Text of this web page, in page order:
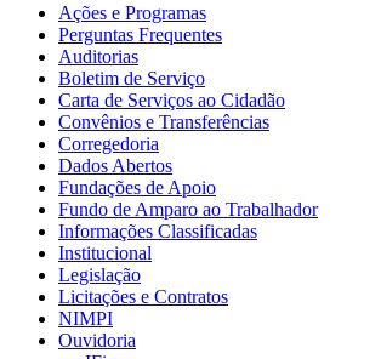
Ações e Programas
Perguntas Frequentes
Auditorias
Boletim de Serviço
Carta de Serviços ao Cidadão
Convênios e Transferências
Corregedoria
Dados Abertos
Fundações de Apoio
Fundo de Amparo ao Trabalhador
Informações Classificadas
Institucional
Legislação
Licitações e Contratos
NIMPI
Ouvidoria